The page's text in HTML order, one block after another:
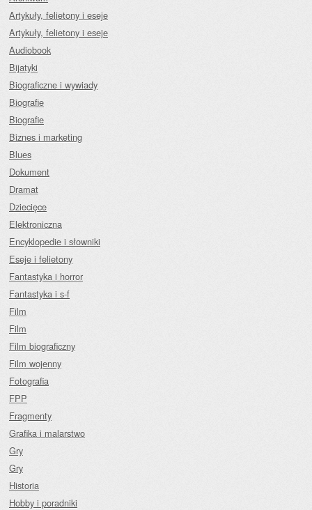
Artykuły, felietony i eseje
Artykuły, felietony i eseje
Audiobook
Bijatyki
Biograficzne i wywiady
Biografie
Biografie
Biznes i marketing
Blues
Dokument
Dramat
Dziecięce
Elektroniczna
Encyklopedie i słowniki
Eseje i felietony
Fantastyka i horror
Fantastyka i s-f
Film
Film
Film biograficzny
Film wojenny
Fotografia
FPP
Fragmenty
Grafika i malarstwo
Gry
Gry
Historia
Hobby i poradniki